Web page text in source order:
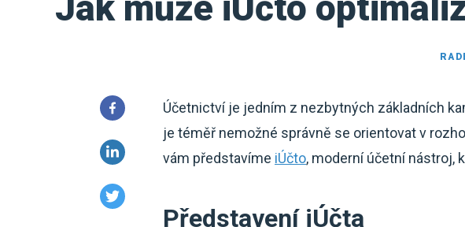
Účetnictví je jedním z nezbytných základních
je téměř nemožné správně se orientovat v
vám představíme iÚčto, moderní účetní nástroj,
Představení iÚčta